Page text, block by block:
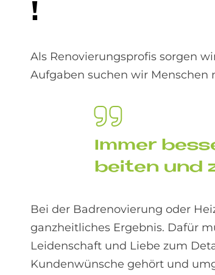
!
Als Renovierungsprofis sorgen
Aufgaben suchen wir
Im­mer
bei­ten und
Bei der Badrenovierung oder
ganzheitliches Ergebnis. Dafür
Leidenschaft und Liebe zum
Kundenwünsche gehört und